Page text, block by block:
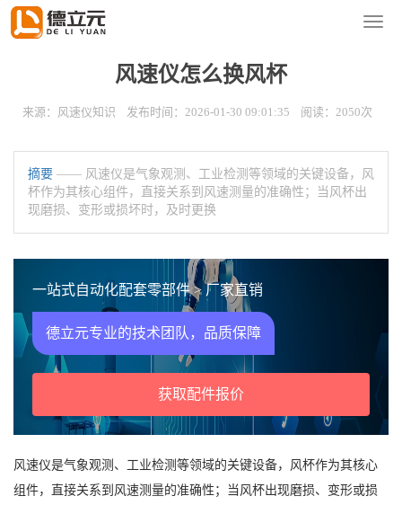
导
您的位置：首页
风速仪怎么换风杯
来源：风速仪知识 发布时间：2026-01-30 09:01:35 阅读：2050次
摘要 —— 风速仪是气象观测、工业检测等领域的关键设备，风
杯作为其核心组件，直接关系到风速测量的准确性；当风杯出
现磨损、变形或损坏时，及时更换
一站式自动化配套零部件 > 厂家直销
德立元专业的技术团队，品质保障
获取配件报价
风速仪是气象观测、工业检测等领域的关键设备，风杯作为其核心
组件，直接关系到风速测量的准确性；当风杯出现磨损、变形或损